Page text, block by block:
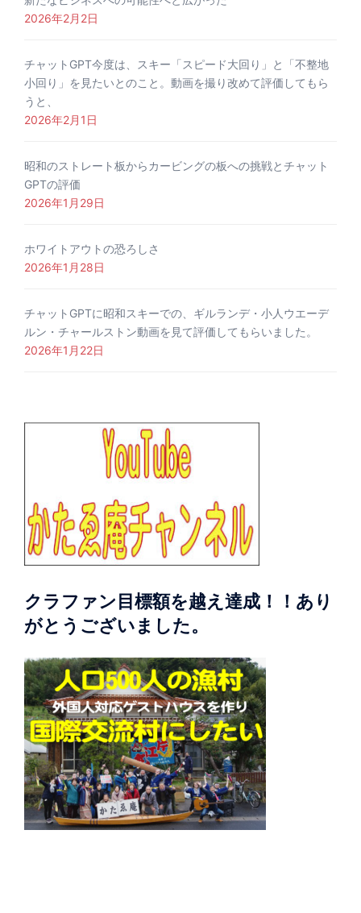
2026年2月2日
チャットGPT今度は、スキー「スピード大回り」と「不整地
小回り」を見たいとのこと。動画を撮り改めて評価してもら
うと、
2026年2月1日
昭和のストレート板からカービングの板への挑戦とチャット
GPTの評価
2026年1月29日
ホワイトアウトの恐ろしさ
2026年1月28日
チャットGPTに昭和スキーでの、ギルランデ・小人ウエーデ
ルン・チャールストン動画を見て評価してもらいました。
2026年1月22日
クラファン目標額を越え達成！！あり
がとうございました。